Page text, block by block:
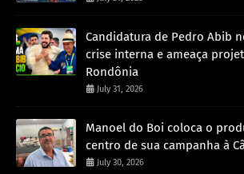
Candidatura de Pedro Abib
crise interna e ameaça
Rondônia
July 31, 2026
Manoel do Boi coloca o
centro de sua campanha à
July 30, 2026